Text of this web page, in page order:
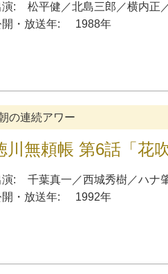
演: 松平健 ／北島三郎 ／横内正
・放送年:
1988年
の連続アワー
川無頼帳 第6話「花
演: 千葉真一 ／西城秀樹 ／ハナ
・放送年:
1992年